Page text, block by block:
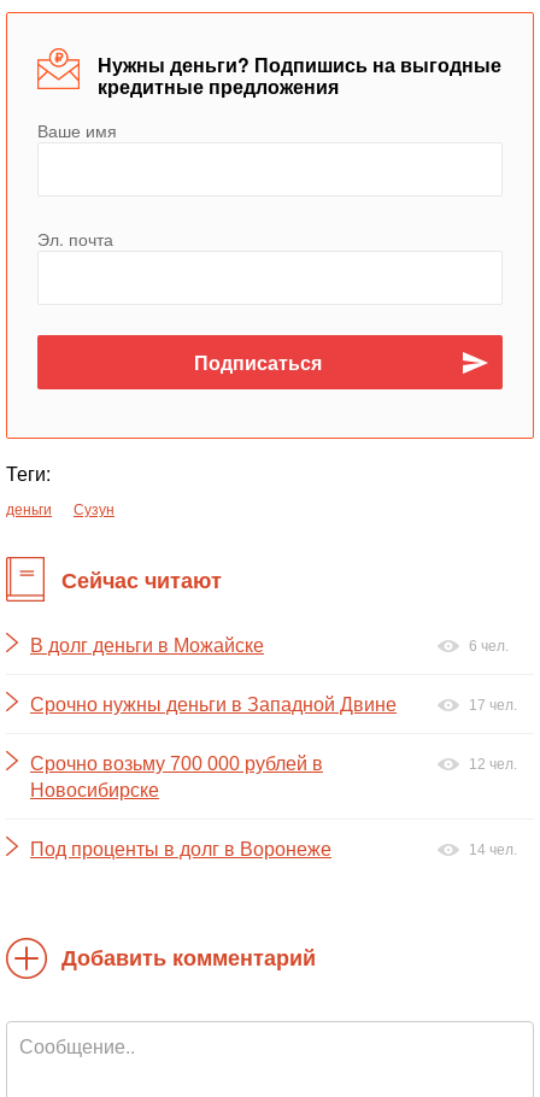
Нужны деньги? Подпишись на выгодные
кредитные предложения
Ваше имя
Эл. почта
Теги:
деньги Сузун
Сейчас читают
В долг деньги в Можайске 6 чел.
Срочно нужны деньги в Западной Двине 17 чел.
Срочно возьму 700 000 рублей в
Новосибирске
12 чел.
Под проценты в долг в Воронеже 14 чел.
Добавить комментарий